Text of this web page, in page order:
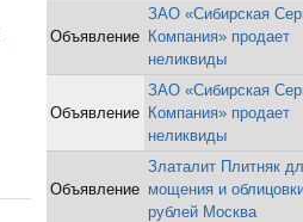
Объявление
ЗАО «Сибирская
Компания» продает
неликвиды
Объявление
ЗАО «Сибирская
Компания» продает
неликвиды
Объявление
Златалит Плитняк
мощения и
рублей Москва